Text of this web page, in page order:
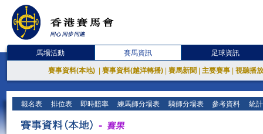
馬場活動 賽馬資訊 足球資訊
賽事資料(本地) 賽事資料(越洋轉播) 賽馬新聞 主要賽事 視聽播
報名表 排位表 即時賠率 練馬師分場表 騎師分場表 參考資料 統